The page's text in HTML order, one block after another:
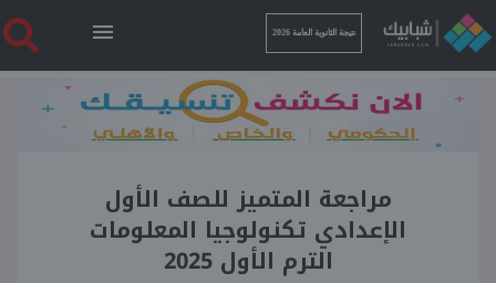
نتيجة الثانوية العامة 2026
الرئيسية
نتيجة الثانوية العامة 2026
أخبار ساخنة
مراجعة المتميز للصف الأول
الإعدادي تكنولوجيا المعلومات
الترم الأول 2025